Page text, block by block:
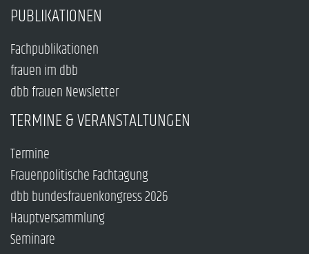
PUBLIKATIONEN
Fachpublikationen
frauen im dbb
dbb frauen Newsletter
TERMINE & VERANSTALTUNGEN
Termine
Frauenpolitische Fachtagung
dbb bundesfrauenkongress 2026
Hauptversammlung
Seminare